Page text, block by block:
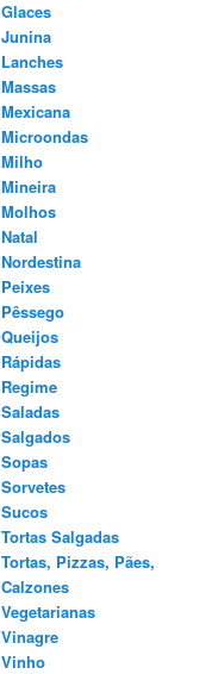
Glaces
Junina
Lanches
Massas
Mexicana
Microondas
Milho
Mineira
Molhos
Natal
Nordestina
Peixes
Pêssego
Queijos
Rápidas
Regime
Saladas
Salgados
Sopas
Sorvetes
Sucos
Tortas Salgadas
Tortas, Pizzas, Pães,
Calzones
Vegetarianas
Vinagre
Vinho